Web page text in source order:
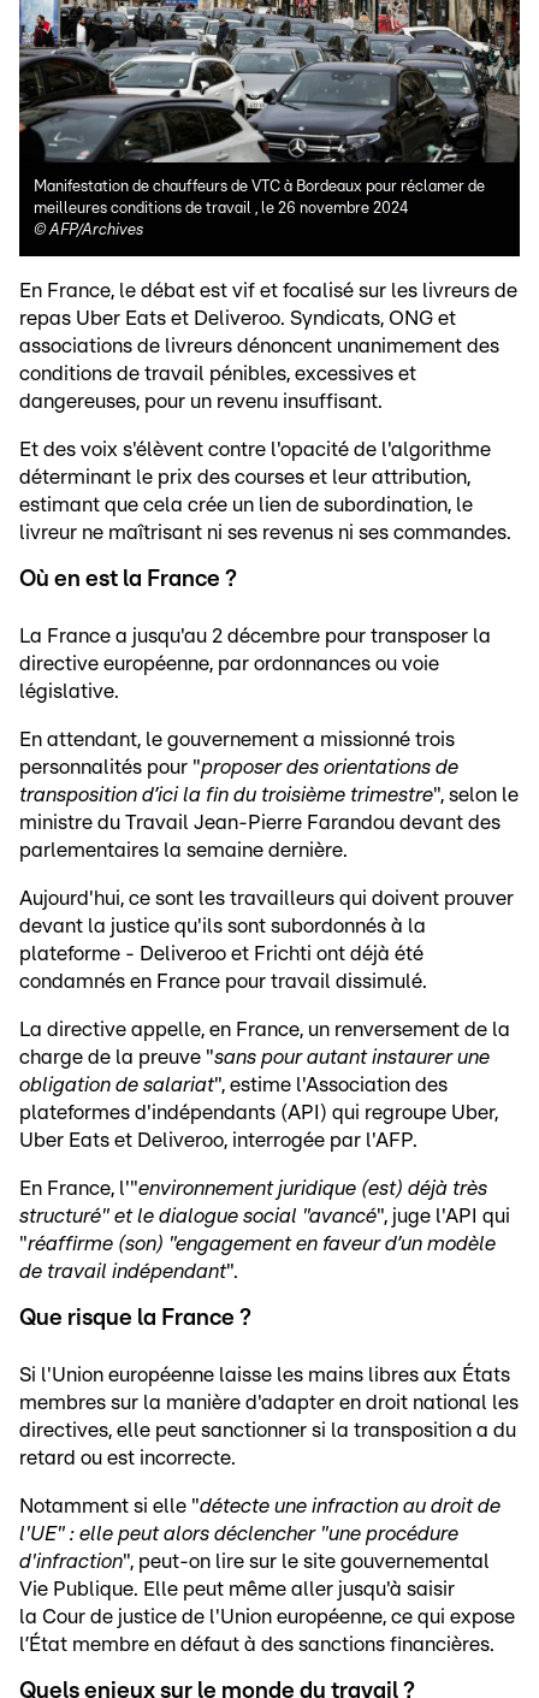
Manifestation de chauffeurs de VTC à Bordeaux pour réclamer de
meilleures conditions de travail , le 26 novembre 2024
©AFP/Archives
En France, le débat est vif et focalisé sur les livreurs de
repas Uber Eats et Deliveroo. Syndicats, ONG et
associations de livreurs dénoncent unanimement des
conditions de travail pénibles, excessives et
dangereuses, pour un revenu insuffisant.
Et des voix s'élèvent contre l'opacité de l'algorithme
déterminant le prix des courses et leur attribution,
estimant que cela crée un lien de subordination, le
livreur ne maîtrisant ni ses revenus ni ses commandes.
Où en est la France ?
La France a jusqu'au 2 décembre pour transposer la
directive européenne, par ordonnances ou voie
législative.
En attendant, le gouvernement a missionné trois
personnalités pour "proposer des orientations de
transposition d’ici la fin du troisième trimestre", selon le
ministre du Travail Jean-Pierre Farandou devant des
parlementaires la semaine dernière.
Aujourd'hui, ce sont les travailleurs qui doivent prouver
devant la justice qu'ils sont subordonnés à la
plateforme - Deliveroo et Frichti ont déjà été
condamnés en France pour travail dissimulé.
La directive appelle, en France, un renversement de la
charge de la preuve "sans pour autant instaurer une
obligation de salariat", estime l'Association des
plateformes d'indépendants (API) qui regroupe Uber,
Uber Eats et Deliveroo, interrogée par l'AFP.
En France, l'"environnement juridique (est) déjà très
structuré" et le dialogue social "avancé", juge l'API qui
"réaffirme (son) "engagement en faveur d’un modèle
de travail indépendant".
Que risque la France ?
Si l'Union européenne laisse les mains libres aux États
membres sur la manière d'adapter en droit national les
directives, elle peut sanctionner si la transposition a du
retard ou est incorrecte.
Notamment si elle "détecte une infraction au droit de
l'UE" : elle peut alors déclencher "une procédure
d'infraction", peut-on lire sur le site gouvernemental
Vie Publique. Elle peut même aller jusqu'à saisir
la Cour de justice de l'Union européenne, ce qui expose
l’État membre en défaut à des sanctions financières.
Quels enjeux sur le monde du travail ?